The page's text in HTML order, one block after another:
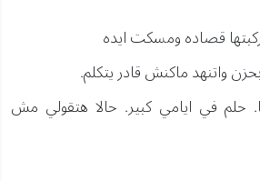
قصاده ومسكت ايده
واتنهد ماكنش قادر يتكلم.
حلم في ايامي كبير. حالا هتقولي مش